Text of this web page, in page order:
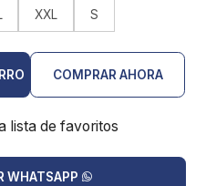
XXL S
COMPRAR AHORA
lista de favoritos
WHATSAPP